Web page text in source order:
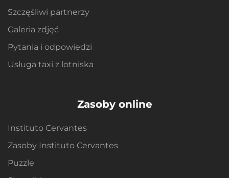
Szczęśliwi partnerzy
Galeria zdjęć
Pytania i odpowiedzi
Usługa taxi z lotniska
Zasoby online
Instituto Cervantes
Zasoby Instituto Cervantes
Puzzle